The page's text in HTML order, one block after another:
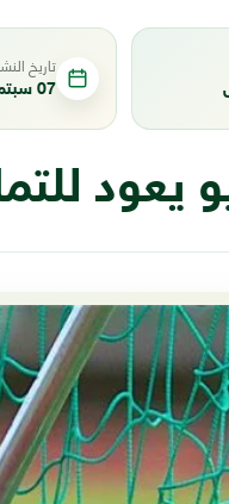
تاريخ
07 سبتمبر 2017
يعود